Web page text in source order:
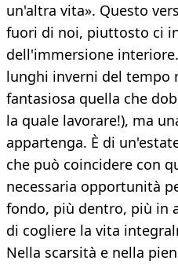
un'altra vita». Questo
fuori di noi, piuttosto ci
dell'immersione
lunghi inverni del tempo
fantasiosa quella che
la quale lavorare!), ma
appartenga. È di
che può coincidere con
necessaria opportunità
fondo, più dentro, più in
di cogliere la vita
Nella scarsità e nella